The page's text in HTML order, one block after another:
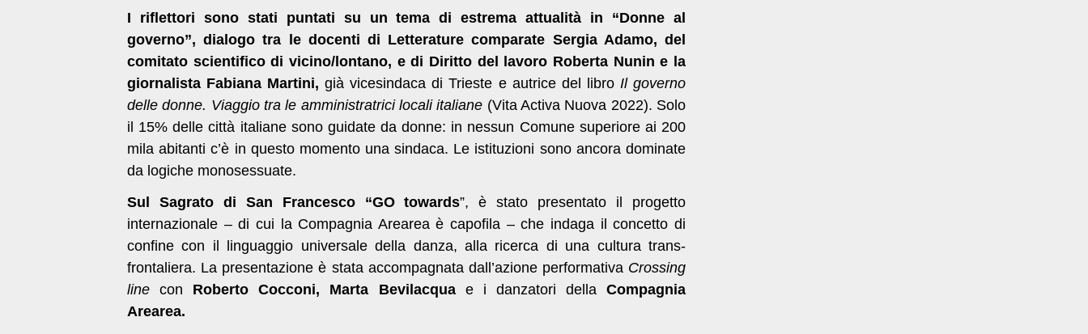
I riflettori sono stati puntati su un tema di estrema attualità in “Donne al
governo”, dialogotra le docenti di Letterature comparate Sergia Adamo, del
comitato scientifico di vicino/lontano, e di Diritto del lavoro Roberta Nunin e la
giornalista Fabiana Martini,già vicesindaca di Trieste e autrice del libro Il governo
delle donne. Viaggio tra le amministratrici locali italiane (Vita Activa Nuova 2022). Solo
il 15% delle città italiane sono guidate da donne: in nessun Comune superiore ai 200
mila abitanti c’è in questo momento una sindaca. Le istituzioni sono ancora dominate
da logiche monosessuate.
Sul Sagrato di San Francesco “GO towards”, è stato presentato il progetto
internazionale – di cui la Compagnia Arearea è capofila – che indaga il concetto di
confine con il linguaggio universale della danza, alla ricerca di una cultura trans-
frontaliera. La presentazione è stata accompagnata dall’azione performativa Crossing
linecon Roberto Cocconi, Marta Bevilacqua e i danzatori dellaCompagnia
Arearea.